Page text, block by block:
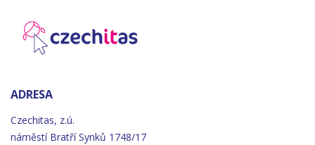
ADRESA
Czechitas, z.ú.
náměstí Bratří Synků 1748/17